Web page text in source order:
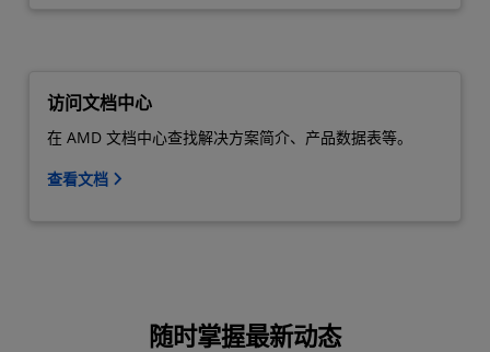
访问文档中心
在 AMD 文档中心查找解决方案简介、产品数据表等。
查看文档
随时掌握最新动态